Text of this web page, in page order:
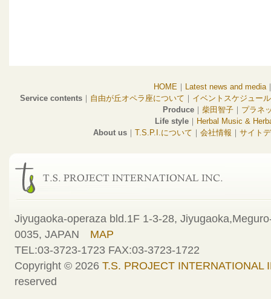
HOME｜ Latest news and media
Service contents ｜ 自由が丘オペラ座について ｜ イベントスケジュール
Produce ｜ 柴田智子 ｜ プラネ
Life style ｜ Herbal Music &
About us｜ T.S.P.I.について ｜ 会社情報 ｜ サイト
Jiyugaoka-operaza bld.1F 1-3-28,
0035, JAPAN MAP
TEL:03-3723-1723 FAX:03-3723-1722
Copyright © 2026 T.S. PROJECT INTERNATIONAL
reserved